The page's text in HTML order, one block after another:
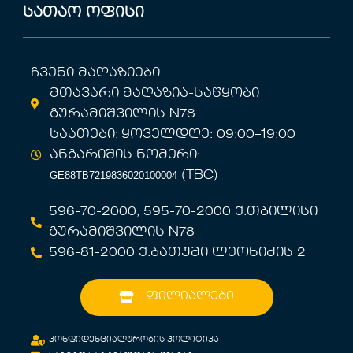
სათაო ოფისი
ჩვენი მაღაზიები
მთავარი მაღაზია-საწყობი
გურამიშვილის N78
საათები: ყოველდღე: 09:00–19:00
ანგარიშის ნომერი:
GE88TB7219836020100004(TBC)
596-70-2000, 595-70-2000 ქ.თბილისი
გურამიშვილის N78
596-81-2000 ქ.ბათუმი ლეონიძის 2
ფილიალები
კონფიდენციალურობის პოლიტიკა